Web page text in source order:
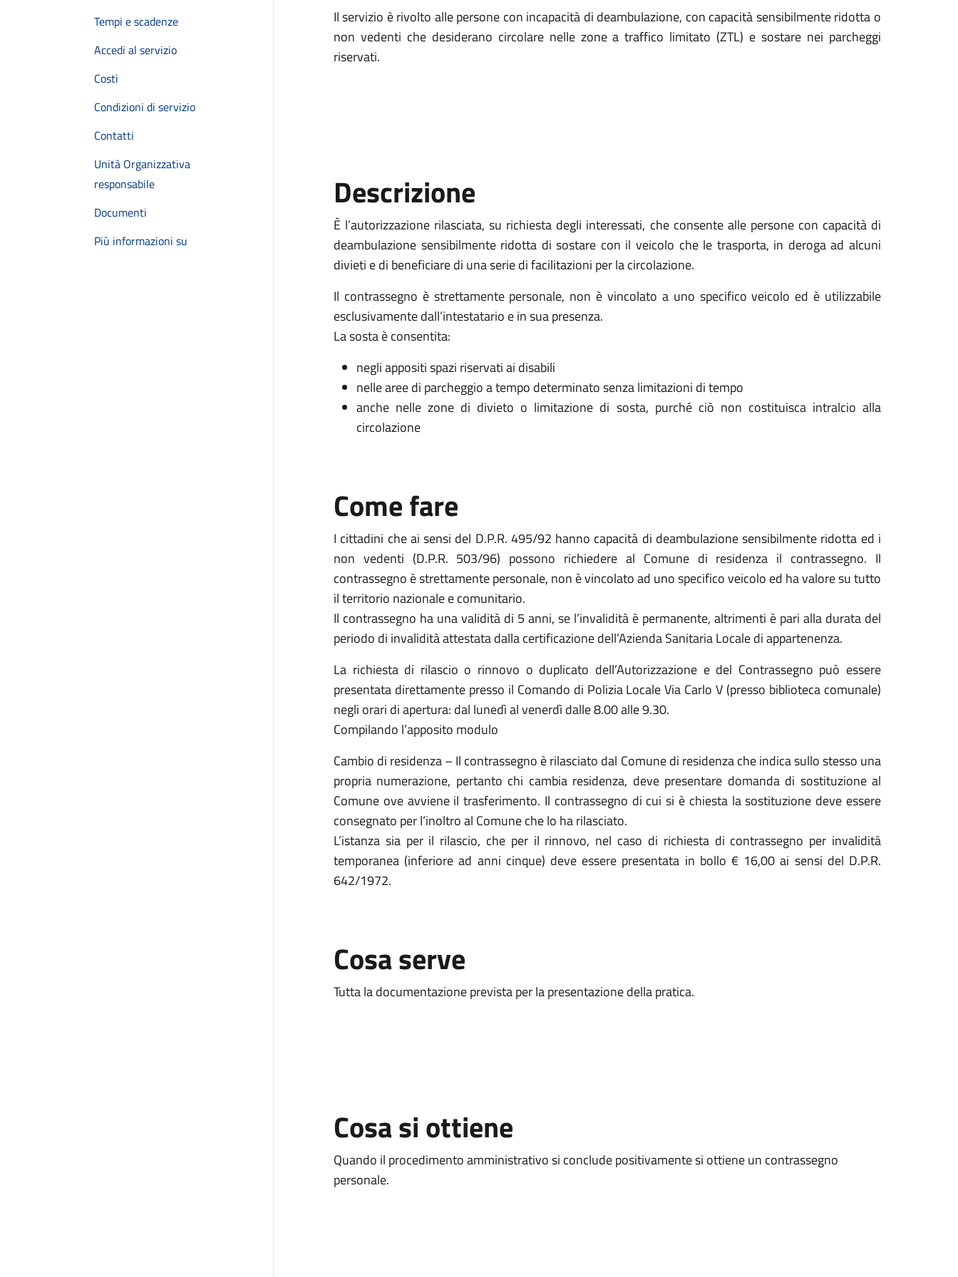
Tempi e scadenze
Accedi al servizio
Costi
Condizioni di servizio
Contatti
Unità Organizzativa
responsabile
Documenti
Più informazioni su
Il servizio è rivolto alle persone con incapacità di deambulazione, con capacità sensibilmente ridotta o
non vedenti che desiderano circolare nelle zone a traffico limitato (ZTL) e sostare nei parcheggi
riservati.
Descrizione
È l’autorizzazione rilasciata, su richiesta degli interessati, che consente alle persone con capacità di
deambulazione sensibilmente ridotta di sostare con il veicolo che le trasporta, in deroga ad alcuni
divieti e di beneficiare di una serie di facilitazioni per la circolazione.
Il contrassegno è strettamente personale, non è vincolato a uno specifico veicolo ed è utilizzabile
esclusivamente dall’intestatario e in sua presenza.
La sosta è consentita:
negli appositi spazi riservati ai disabili
nelle aree di parcheggio a tempo determinato senza limitazioni di tempo
anche nelle zone di divieto o limitazione di sosta, purché ciò non costituisca intralcio alla
circolazione
Come fare
I cittadini che ai sensi del D.P.R. 495/92 hanno capacità di deambulazione sensibilmente ridotta ed i
non vedenti (D.P.R. 503/96) possono richiedere al Comune di residenza il contrassegno. Il
contrassegno è strettamente personale, non è vincolato ad uno specifico veicolo ed ha valore su tutto
il territorio nazionale e comunitario.
Il contrassegno ha una validità di 5 anni, se l’invalidità è permanente, altrimenti è pari alla durata del
periodo di invalidità attestata dalla certificazione dell’Azienda Sanitaria Locale di appartenenza.
La richiesta di rilascio o rinnovo o duplicato dell’Autorizzazione e del Contrassegno può essere
presentata direttamente presso il Comando di Polizia Locale Via Carlo V (presso biblioteca comunale)
negli orari di apertura: dal lunedì al venerdì dalle 8.00 alle 9.30.
Compilando l’apposito modulo
Cambio di residenza – Il contrassegno è rilasciato dal Comune di residenza che indica sullo stesso una
propria numerazione, pertanto chi cambia residenza, deve presentare domanda di sostituzione al
Comune ove avviene il trasferimento. Il contrassegno di cui si è chiesta la sostituzione deve essere
consegnato per l’inoltro al Comune che lo ha rilasciato.
L’istanza sia per il rilascio, che per il rinnovo, nel caso di richiesta di contrassegno per invalidità
temporanea (inferiore ad anni cinque) deve essere presentata in bollo € 16,00 ai sensi del D.P.R.
642/1972.
Cosa serve
Tutta la documentazione prevista per la presentazione della pratica.
Cosa si ottiene
Quando il procedimento amministrativo si conclude positivamente si ottiene un contrassegno
personale.